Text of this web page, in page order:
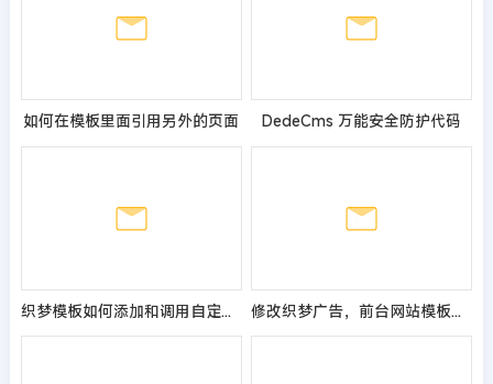
如何在模板里面引用另外的页面 DedeCms 万能安全防护代码
织梦模板如何添加和调用自定义字段的方法 修改织梦广告，前台网站模板不更新或者不显示的解决办法